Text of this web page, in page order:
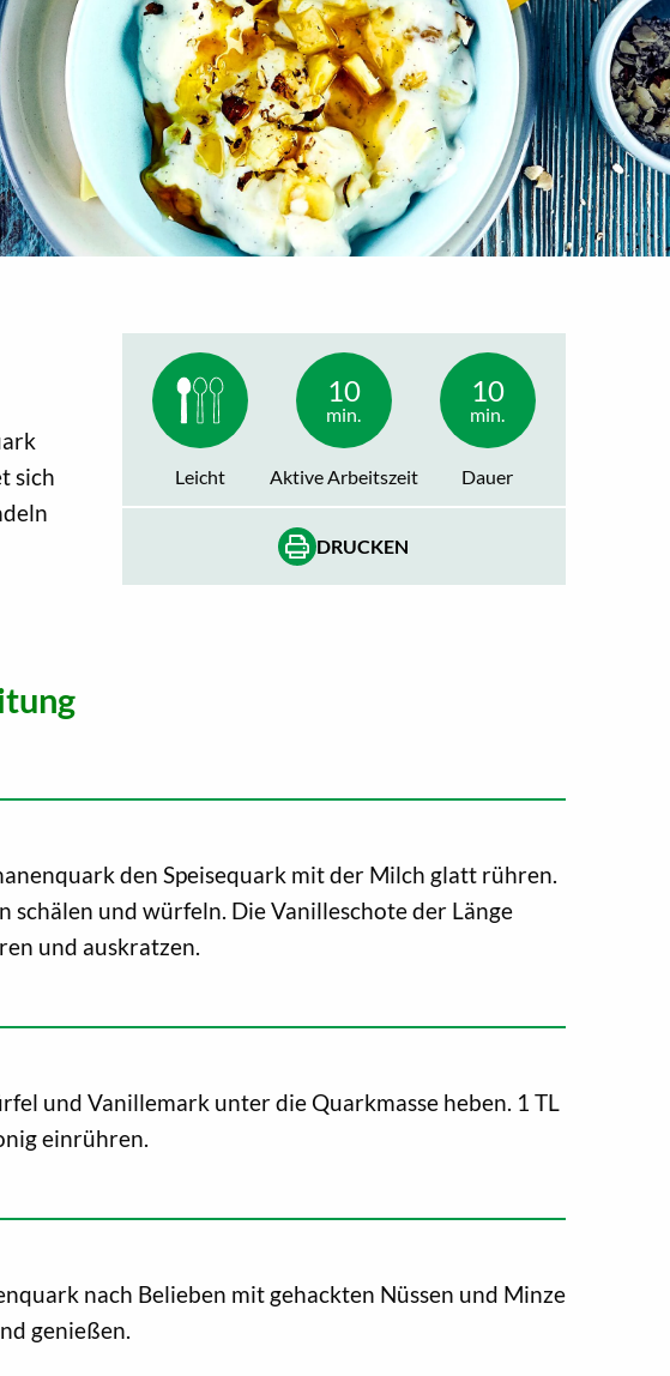
sich
Leicht
10
min.
Aktive Arbeitszeit
10
min.
Dauer
DRUCKEN
den Speisequark mit der Milch glatt rühren.
schälen und würfeln. Die Vanilleschote der Länge
und auskratzen.
und Vanillemark unter die Quarkmasse heben. 1 TL
einrühren.
nach Belieben mit gehackten Nüssen und Minze
genießen.